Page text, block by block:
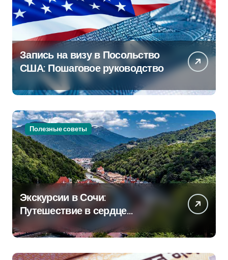
Запись на визу в Посольство
США: Пошаговое руководство
Полезные советы
Экскурсии в Сочи:
Путешествие в сердце
Черноморского курорта